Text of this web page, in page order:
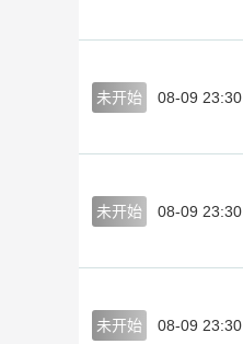
未开始 08-09 23:30
未开始 08-09 23:30
未开始 08-09 23:30